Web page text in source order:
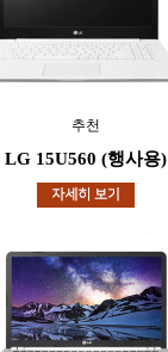
추천
LG 15U560 (행사용)